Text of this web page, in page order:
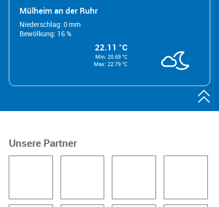
Mülheim an der Ruhr
Niederschlag: 0 mm
Bewölkung: 16 %
22.11 °C
Min: 20.69 °C
Max: 22.79 °C

Unsere Partner